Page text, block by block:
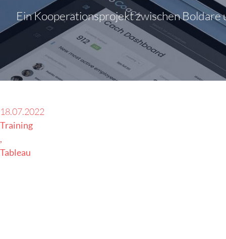
Ein Kooperationsprojekt zwischen Boldare
18.07.2022
Training
Tableau